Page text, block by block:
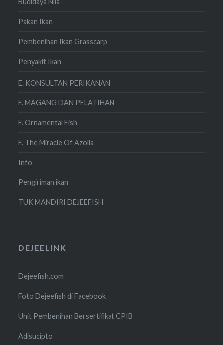
Budidaya Nila
Pakan Ikan
Pembenihan Ikan Grasscarp
Penyakit Ikan
E. KONSULTAN PERIKANAN
F. MAGANG DAN PELATIHAN
F. Ornamental Fish
F. The Miracle Of Azolla
Info
Pengiriman ikan
TUK MANDIRI DEJEEFISH
DEJEELINK
Dejeefish.com
Foto Dejeefish di Facebook
Unit Pembenihan Bersertifikat CPIB
Adisucipto